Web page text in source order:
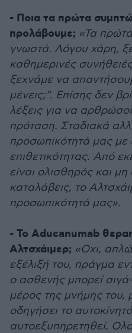
- Ποια τα πρώτα
προλάβουμε; «Τα
γνωστά. Λόγου χάρη,
καθημερινές
ξεχνάμε να
μένεις;”. Επίσης δεν
λέξεις για να
πρόταση. Σταδιακά
προσωπικότητά μας με
επιθετικότητας. Από
είναι ολισθηρός και
καταλάβεις, το
προσωπικότητά μας».
- Το Aducanumab
Αλτσχάιμερ; «Oχι,
εξέλιξή του, πράγμα
ο ασθενής μπορεί
μέρος της μνήμης του,
οδηγήσει το
αυτοεξυπηρετηθεί.